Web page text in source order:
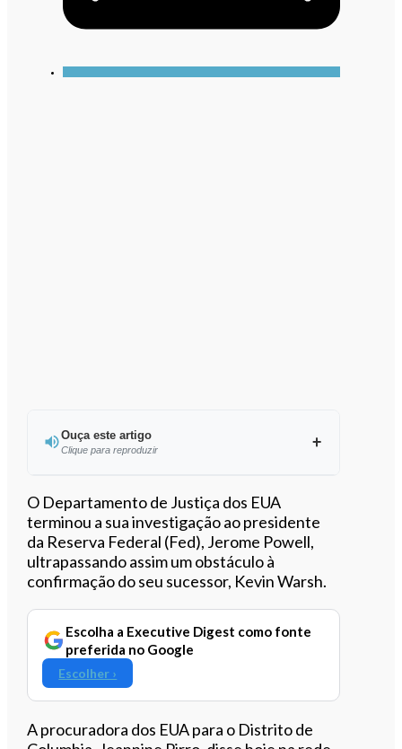
Ouça este artigo
Clique para reproduzir
Ouvir este artigo
O Departamento de Justiça dos EUA
terminou a sua investigação ao presidente
da Reserva Federal (Fed), Jerome Powell,
ultrapassando assim um obstáculo à
confirmação do seu sucessor, Kevin Warsh.
Escolha a Executive Digest como fonte
preferida no Google
Escolher ›
A procuradora dos EUA para o Distrito de